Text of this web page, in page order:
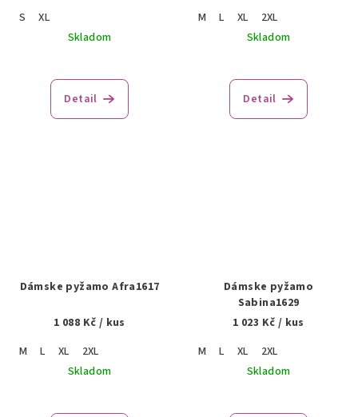
S
XL
Skladom
Detail
M
L XL
2XL
Skladom
Detail
Dámske pyžamo Afra1617
1 088 Kč / kus
M
L XL
2XL
Skladom
Dámske pyžamo
Sabina1629
1 023 Kč / kus
M
L XL
2XL
Skladom